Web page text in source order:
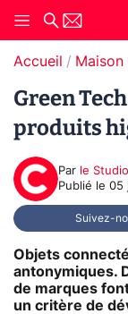
Accueil
Green
produits
Par le
Publié le 05
Suivez-
Objets
antonymiques.
de marques
un critère de